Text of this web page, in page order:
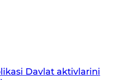
Davlat aktivlarini